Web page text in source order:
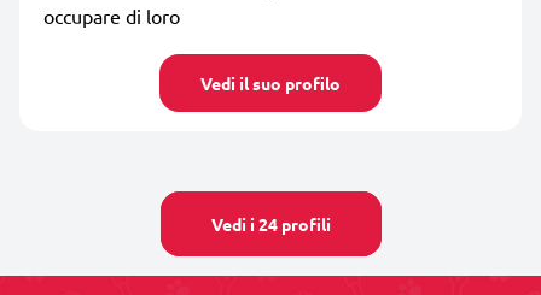
occupare di loro
Vedi il suo profilo
Vedi i 24 profili